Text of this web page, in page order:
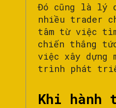
Đó cũng là lý
nhiều trader
tâm từ việc
chiến thắng
việc xây dựng
trình phát
Khi